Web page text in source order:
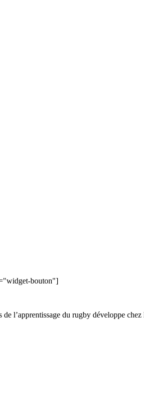
bouton"]
l’apprentissage du rugby développe